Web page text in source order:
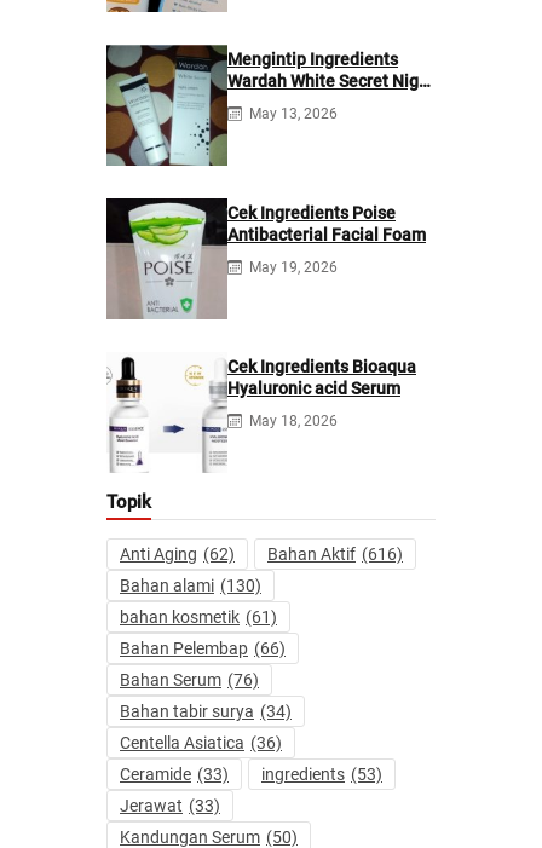
Mengintip Ingredients
Wardah White Secret Night
Cream
May 13, 2026
Cek Ingredients Poise
Antibacterial Facial Foam
May 19, 2026
Cek Ingredients Bioaqua
Hyaluronic acid Serum
May 18, 2026
Topik
Anti Aging (62) Bahan Aktif (616)
Bahan alami (130)
bahan kosmetik (61)
Bahan Pelembap (66)
Bahan Serum (76)
Bahan tabir surya (34)
Centella Asiatica (36)
Ceramide (33) ingredients (53)
Jerawat (33)
Kandungan Serum (50)